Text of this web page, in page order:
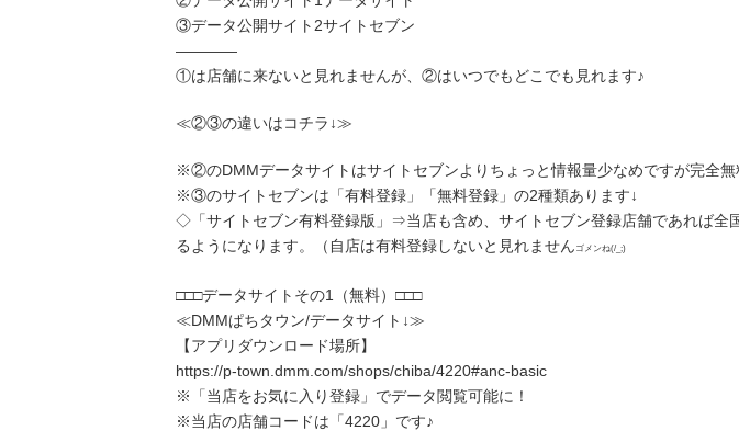
③データ公開サイト2サイトセブン
――――
①は店舗に来ないと見れませんが、②はいつでもどこでも見れます♪
≪②③の違いはコチラ↓≫
※②のDMMデータサイトはサイトセブンよりちょっと情報量少なめですが完全無
※③のサイトセブンは「有料登録」「無料登録」の2種類あります↓
◇「サイトセブン有料登録版」⇒当店も含め、サイトセブン登録店舗であれば全
るようになります。（自店は有料登録しないと見れません ゴメンね(/_;)
□□□データサイトその1（無料）□□□
≪DMMぱちタウン/データサイト↓≫
【アプリダウンロード場所】
https://p-town.dmm.com/shops/chiba/4220#anc-basic
※「当店をお気に入り登録」でデータ閲覧可能に！
※当店の店舗コードは「4220」です♪